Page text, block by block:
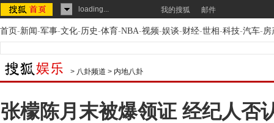
loading... 我的搜狐 邮件
首页-新闻-军事-文化-历史-体育-NBA-视频-娱谈-财经-世相-科技-汽车-房
> 八卦频道 > 内地八卦
张檬陈月末被爆领证 经纪人否